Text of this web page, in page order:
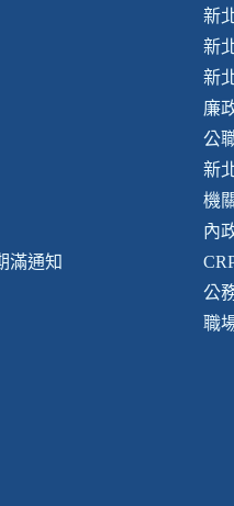
滿通知
新
新
新
廉
公
新
機
內
公
職